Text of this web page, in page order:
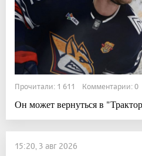
Прочитали: 1 611 Комментарии: 0
Он может вернуться в
15:20, 3 авг 2026